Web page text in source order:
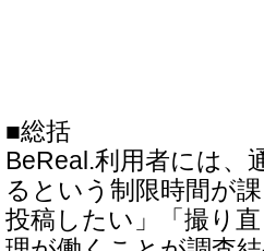
■総括
BeReal.利用者には、
るという制限時間が
投稿したい」「撮り